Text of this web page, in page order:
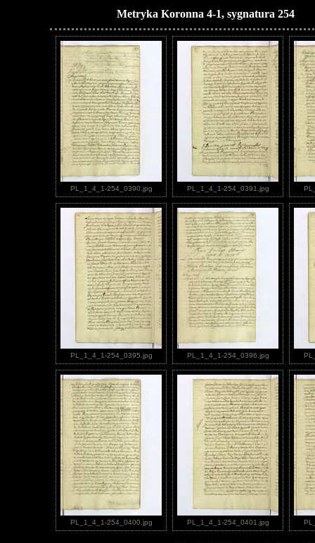
Metryka Koronna 4-1, sygnatura 254
PL_1_4_1-254_0390.jpg PL_1_4_1-254_0391.jpg
PL_1_4_1-254_0395.jpg PL_1_4_1-254_0396.jpg
PL_1_4_1-254_0400.jpg PL_1_4_1-254_0401.jpg